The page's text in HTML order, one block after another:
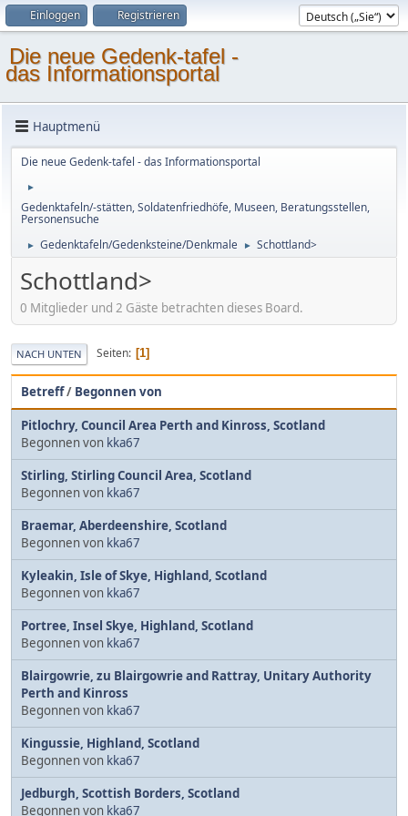
Einloggen Registrieren
Die neue Gedenk-tafel -
das Informationsportal
Hauptmenü
Die neue Gedenk-tafel - das Informationsportal
►
Gedenktafeln/-stätten, Soldatenfriedhöfe, Museen, Beratungsstellen,
Personensuche
► Gedenktafeln/Gedenksteine/Denkmale ► Schottland>
Schottland>
0 Mitglieder und 2 Gäste betrachten dieses Board.
NACH UNTEN Seiten 1
Betreff/ Begonnen von
Pitlochry, Council Area Perth and Kinross, Scotland
Begonnen von kka67
Stirling, Stirling Council Area, Scotland
Begonnen von kka67
Braemar, Aberdeenshire, Scotland
Begonnen von kka67
Kyleakin, Isle of Skye, Highland, Scotland
Begonnen von kka67
Portree, Insel Skye, Highland, Scotland
Begonnen von kka67
Blairgowrie, zu Blairgowrie and Rattray, Unitary Authority
Perth and Kinross
Begonnen von kka67
Kingussie, Highland, Scotland
Begonnen von kka67
Jedburgh, Scottish Borders, Scotland
Begonnen von kka67